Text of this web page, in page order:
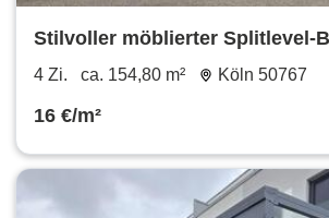
Stilvoller möblierter Splitlevel-
Garten
4 Zi. ca. 154,80 m² Köln 50767
16 €/m²